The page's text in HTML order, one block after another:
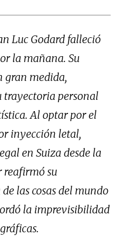
Luc Godard falleció
la mañana. Su
gran medida,
trayectoria personal
Al optar por el
inyección letal,
en Suiza desde la
reafirmó su
las cosas del mundo
la imprevisibilidad